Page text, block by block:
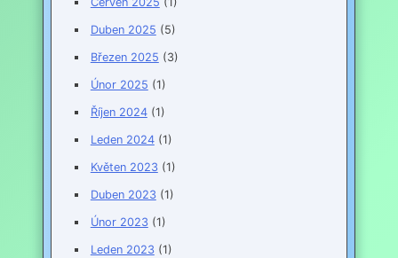
Duben 2025 (5)
Březen 2025 (3)
Únor 2025 (1)
Říjen 2024(1)
Leden 2024(1)
Květen 2023(1)
Duben 2023(1)
Únor 2023(1)
Leden 2023(1)